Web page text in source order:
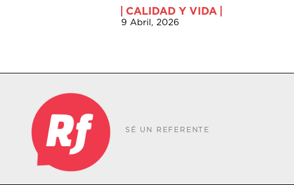
CALIDAD Y VIDA
9 Abril, 2026
SÉ UN REFERENTE